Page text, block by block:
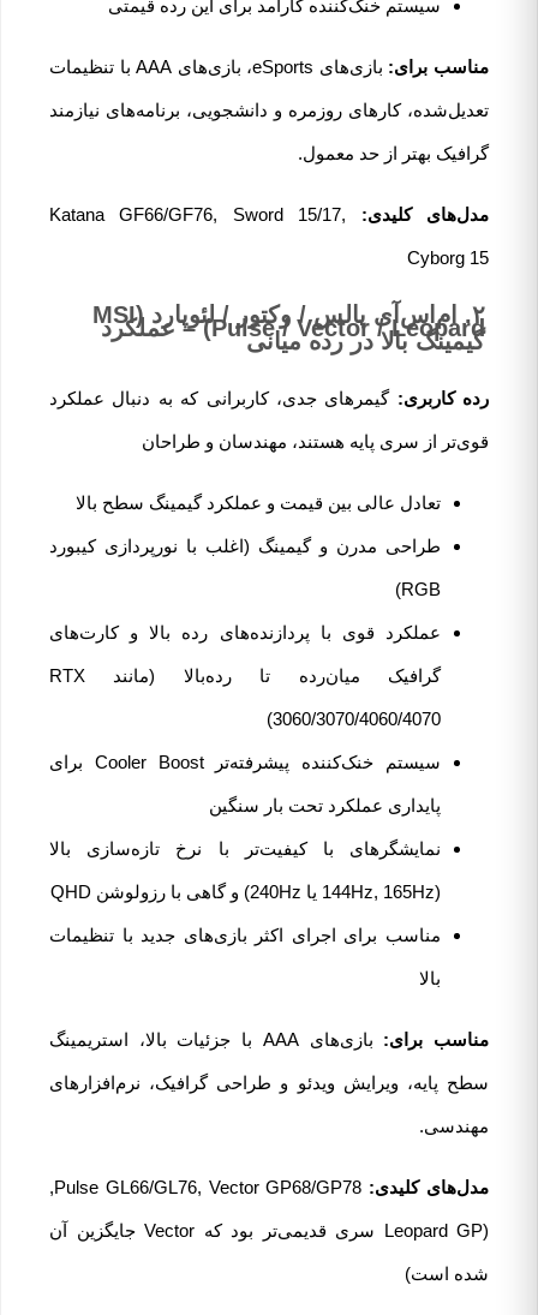
سیستم خنک‌کننده کارآمد برای این رده قیمتی
مناسب برای: بازی‌های eSports، بازی‌های AAA با تنظیمات
تعدیل‌شده، کارهای روزمره و دانشجویی، برنامه‌های نیازمند
گرافیک بهتر از حد معمول.
مدل‌های کلیدی: Katana GF66/GF76, Sword 15/17,
Cyborg 15
۲. ام‌اس‌آی پالس / وکتور / لئوپارد (MSI
Pulse / Vector / Leopard) – عملکرد گیمینگ بالا در رده میانی
رده کاربری:گیمرهای جدی، کاربرانی که به دنبال عملکرد
قوی‌تر از سری پایه هستند، مهندسان و طراحان
تعادل عالی بین قیمت و عملکرد گیمینگ سطح بالا
طراحی مدرن و گیمینگ (اغلب با نورپردازی کیبورد
RGB)
عملکرد قوی با پردازنده‌های رده بالا و کارت‌های
گرافیک میان‌رده تا رده‌بالا (مانند RTX
3060/3070/4060/4070)
سیستم خنک‌کننده پیشرفته‌تر Cooler Boost برای
پایداری عملکرد تحت بار سنگین
نمایشگرهای با کیفیت‌تر با نرخ تازه‌سازی بالا
مناسب برای اجرای اکثر بازی‌های جدید با تنظیمات
بالا
مناسب برای: بازی‌های AAA با جزئیات بالا، استریمینگ
سطح پایه، ویرایش ویدئو و طراحی گرافیک، نرم‌افزارهای
مهندسی.
مدل‌های کلیدی: Pulse GL66/GL76, Vector GP68/GP78,
(Leopard GP سری قدیمی‌تر بود که Vector جایگزین آن
شده است)